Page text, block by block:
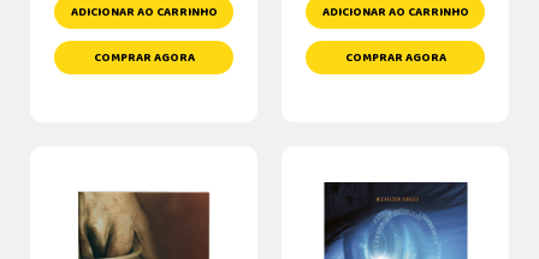
ADICIONAR AO CARRINHO
COMPRAR AGORA
ADICIONAR AO CARRINHO
COMPRAR AGORA